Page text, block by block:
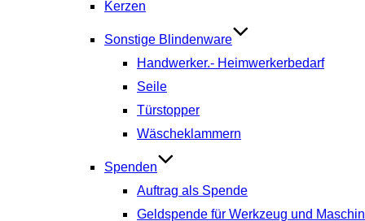
Kerzen
Sonstige Blindenware
Handwerker.- Heimwerkerbedarf
Seile
Türstopper
Wäscheklammern
Spenden
Auftrag als Spende
Geldspende für Werkzeug und